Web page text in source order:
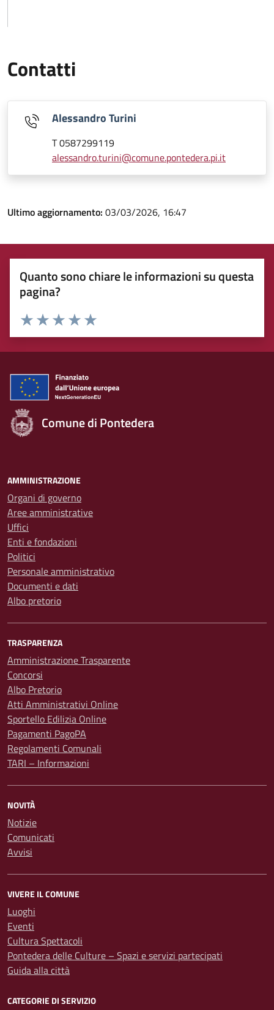
Contatti
Alessandro Turini
T 0587299119
alessandro.turini@comune.pontedera.pi.it
Ultimo aggiornamento: 03/03/2026, 16:47
Quanto sono chiare le informazioni su questa
pagina?
Rating:
Valuta 5 stelle su 5
Valuta 4 stelle su 5
Valuta 3 stelle su 5
Valuta 2 stelle su 5
Valuta 1 stelle su 5
Comune di Pontedera
AMMINISTRAZIONE
Organi di governo
Aree amministrative
Uffici
Enti e fondazioni
Politici
Personale amministrativo
Documenti e dati
Albo pretorio
TRASPARENZA
Amministrazione Trasparente
Concorsi
Albo Pretorio
Atti Amministrativi Online
Sportello Edilizia Online
Pagamenti PagoPA
Regolamenti Comunali
TARI – Informazioni
NOVITÀ
Notizie
Comunicati
Avvisi
VIVERE IL COMUNE
Luoghi
Eventi
Cultura Spettacoli
Pontedera delle Culture – Spazi e servizi partecipati
Guida alla città
CATEGORIE DI SERVIZIO